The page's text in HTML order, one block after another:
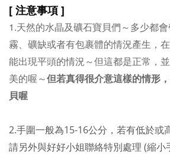
[ 注意事項 ]
1.天然的水晶及礦石寶貝們～多少都
霧、礦缺或者有包裹體的情況產生，
能出現平頭的情況～但這都是正常，
美的喔～但若真得很介意這樣的情形
貝喔
2.手圍一般為15-16公分，若有低於或
請另外與好好小姐聯絡特別處理 (縮小